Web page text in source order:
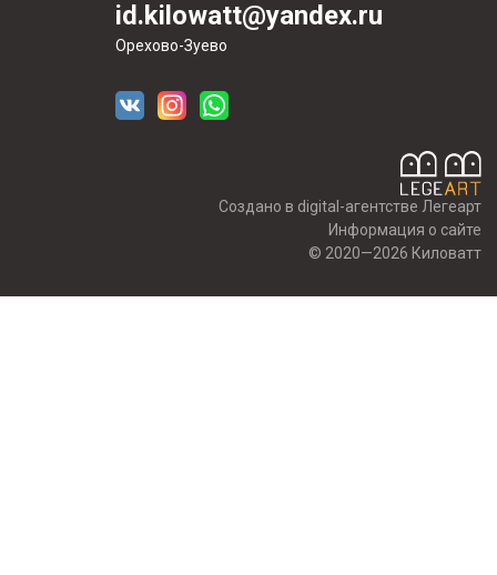
id.kilowatt@yandex.ru
Орехово-Зуево
© 2020—2026 Киловатт
Создано в digital-агентстве Легеарт
Информация о сайте